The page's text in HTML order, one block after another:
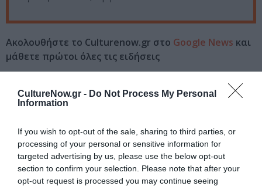
CultureNow.gr - Do Not Process My Personal
Information
If you wish to opt-out of the sale, sharing to third parties, or
processing of your personal or sensitive information for
targeted advertising by us, please use the below opt-out
section to confirm your selection. Please note that after your
opt-out request is processed you may continue seeing
Ακολουθήστε το Culturenow.gr στο Google News και
μάθετε πρώτοι όλες τις ειδήσεις
για την Τέχνη και τον
Πολιτισμό στοCulturenow.gr
Νέοι Διαγωνισμοί
Tags
ΕΚΔΟΣΕΙΣ ΔΙΟΠΤΡΑ